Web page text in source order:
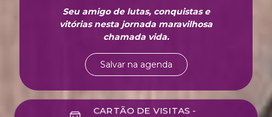
Seu amigo de lutas, conquistas e
vitórias nesta jornada maravilhosa
chamada vida.
Salvar na agenda
CARTÃO DE VISITAS -